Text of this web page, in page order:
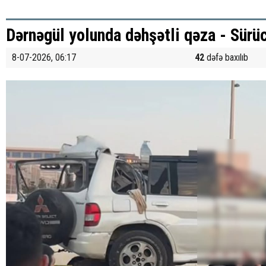
Dərnəgül yolunda dəhşətli qəza -
8-07-2026, 06:17 42 dəfə baxılıb